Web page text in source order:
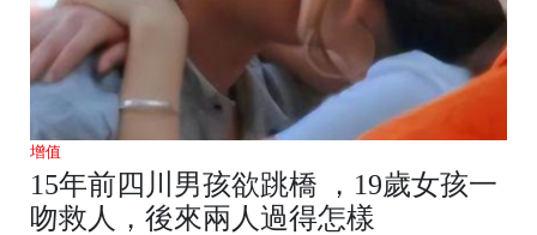
增值
15年前四川男孩欲跳橋 ，19歲女孩一
吻救人，後來兩人過得怎樣